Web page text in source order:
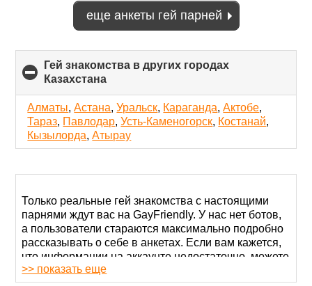
еще анкеты гей парней
Гей знакомства в других городах
Казахстана
to
collapse
contents
Алматы,Астана,Уральск, Караганда,Актобе,
Тараз, Павлодар,Усть-Каменогорск, Костанай,
Кызылорда,Атырау
Только реальные гей знакомства с настоящими
парнями ждут вас на GayFriendly. У нас нет ботов,
а пользователи стараются максимально подробно
рассказывать о себе в анкетах. Если вам кажется,
что информации на аккаунте недостаточно, можете
просто найти другого мужчину.
>> показать еще